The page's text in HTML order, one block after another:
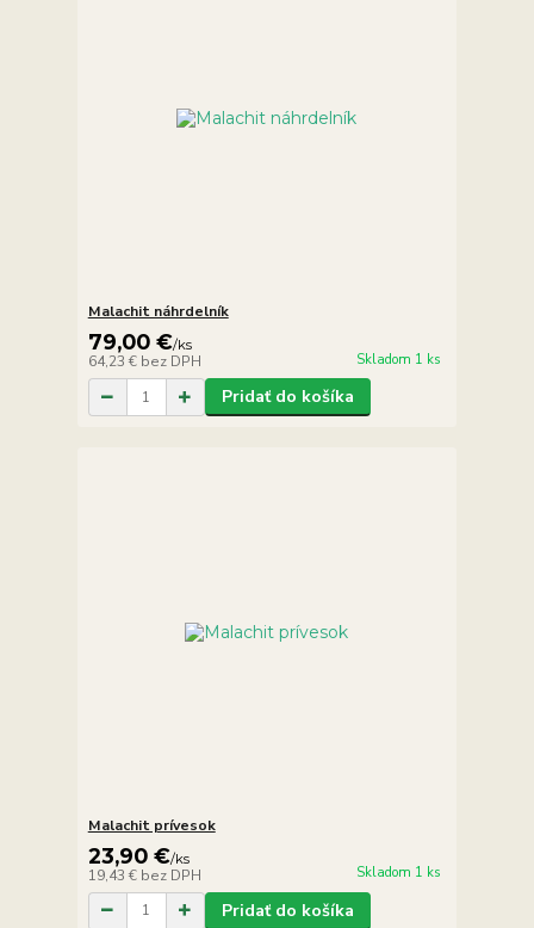
Malachit náhrdelník
79,00 €/ks
64,23 € bez DPH Skladom 1 ks
Pridať do košíka
Malachit prívesok
23,90 €/ks
19,43 € bez DPH Skladom 1 ks
Pridať do košíka